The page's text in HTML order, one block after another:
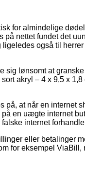
for almindelige
på nettet fundet det
ligeledes også til
sig lønsomt at
akryl – 4 x 9,5 x
på, at når en internet
en uægte internet
internet
eller betalinger
for eksempel